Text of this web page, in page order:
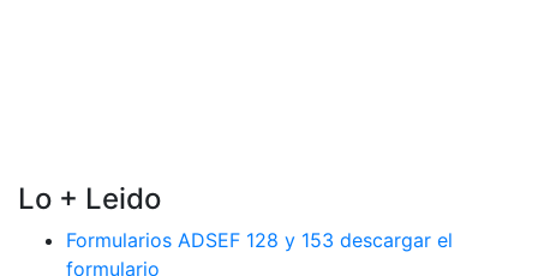
Lo + Leido
Formularios ADSEF 128 y 153 descargar el
formulario